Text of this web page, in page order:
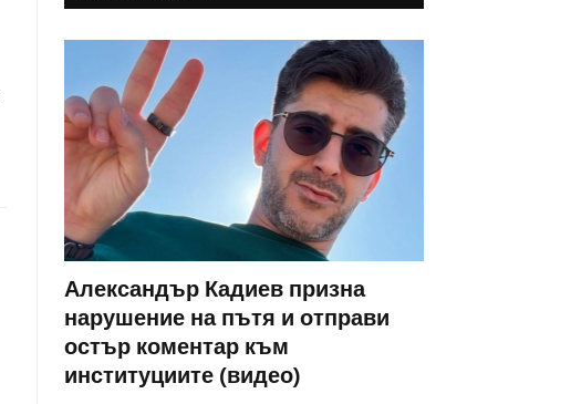
Александър Кадиев призна
нарушение на пътя и отправи
остър коментар към
институциите (видео)